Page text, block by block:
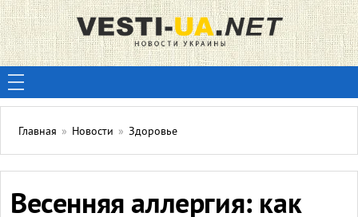
Главная » Новости » Здоровье
Весенняя аллергия: как